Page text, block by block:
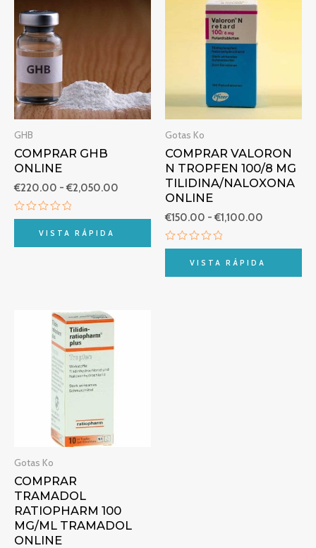
GHB
COMPRAR GHB
ONLINE
€220.00 - €2,050.00
€2,050.00
Valorado
de
VISTA RÁPIDA
Gotas Ko
COMPRAR VALORON
N TROPFEN 100/8 MG
TILIDINA/NALOXONA
ONLINE
€150.00 - €1,100.00
Valorado
de
VISTA RÁPIDA
Gotas Ko
COMPRAR
TRAMADOL
RATIOPHARM 100
MG/ML TRAMADOL
ONLINE
Rango
€249.00